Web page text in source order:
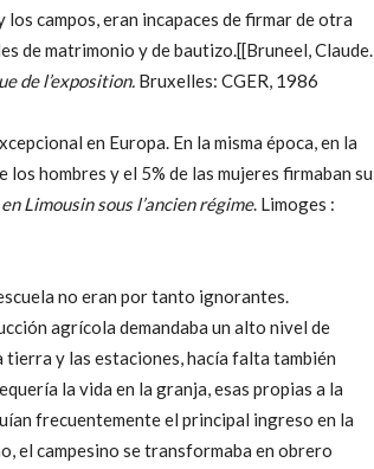
campos, eran incapaces de firmar de otra
de matrimonio y de bautizo.[[Bruneel, Claude.
de l’exposition. Bruxelles: CGER, 1986
en Europa. En la misma época, en la
hombres y el 5% de las mujeres firmaban su
Limousin sous l’ancien régime. Limoges :
no eran por tanto ignorantes.
agrícola demandaba un alto nivel de
tierra y las estaciones, hacía falta también
la vida en la granja, esas propias a la
frecuentemente el principal ingreso en la
el campesino se transformaba en obrero